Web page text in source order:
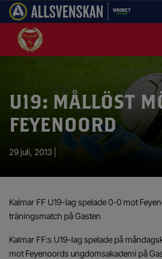
U19: MÅLLÖST
FEYENOORD
29 juli, 2013 |
Kalmar FF U19-lag spelade 0-0 mot
träningsmatch på Gasten
Kalmar FF:s U19-lag spelade på
mot Feyenoords ungdomsakademi på